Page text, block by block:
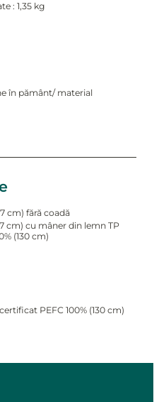
: 1,35 kg
în pământ/ material
cm) fără coadă
cm) cu mâner din lemn TP
(130 cm)
PEFC 100% (130 cm)